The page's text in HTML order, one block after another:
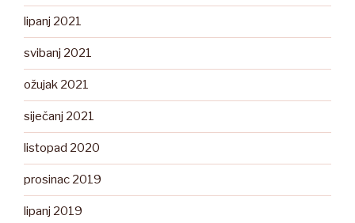
lipanj 2021
svibanj 2021
ožujak 2021
siječanj 2021
listopad 2020
prosinac 2019
lipanj 2019